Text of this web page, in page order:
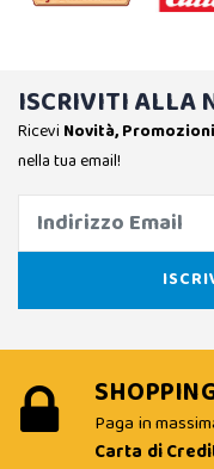
ISCRIVITI ALLA
Ricevi Novità,
nella tua email!
Paga in
Carta di